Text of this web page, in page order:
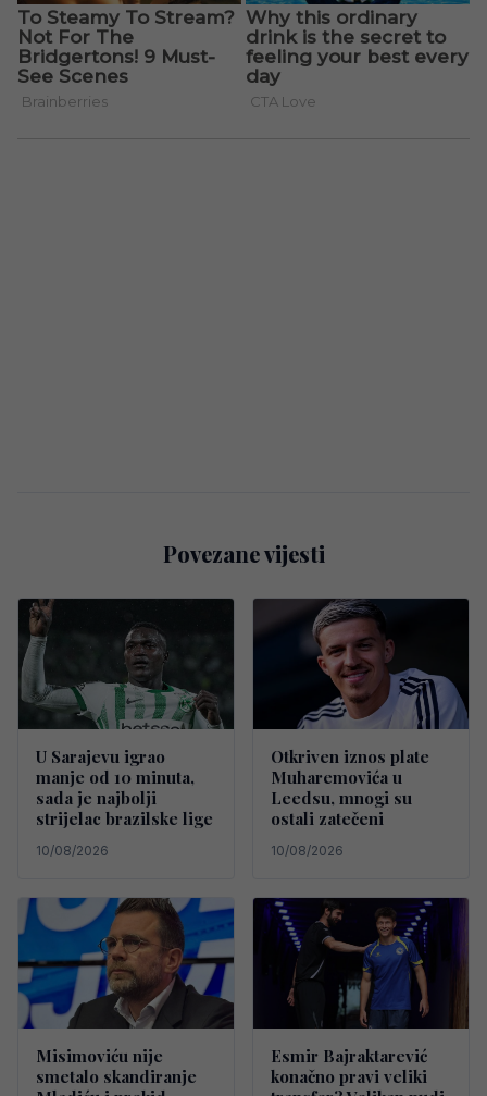
Povezane vijesti
U Sarajevu igrao
manje od 10 minuta,
sada je najbolji
strijelac brazilske lige
10/08/2026
Otkriven iznos plate
Muharemovića u
Leedsu, mnogi su
ostali zatečeni
10/08/2026
Misimoviću nije
smetalo skandiranje
Esmir Bajraktarević
konačno pravi veliki